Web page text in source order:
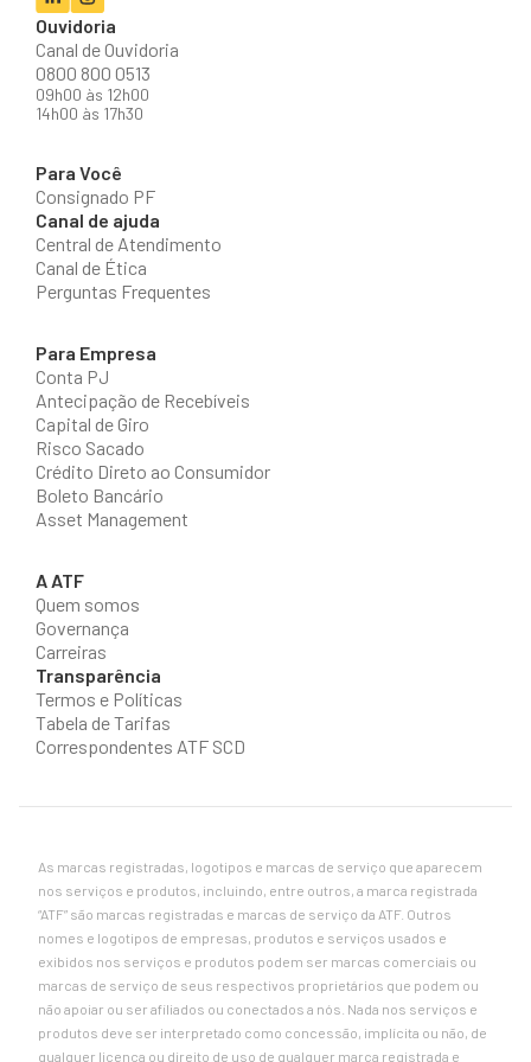
Ouvidoria
Canal de Ouvidoria
0800 800 0513
09h00 às 12h00
14h00 às 17h30
Para Você
Consignado PF
Canal de ajuda
Central de Atendimento
Canal de Ética
Perguntas Frequentes
Para Empresa
Conta PJ
Antecipação de Recebíveis
Capital de Giro
Risco Sacado
Crédito Direto ao Consumidor
Boleto Bancário
Asset Management
A ATF
Quem somos
Governança
Carreiras
Transparência
Termos e Políticas
Tabela de Tarifas
Correspondentes ATF SCD
As marcas registradas, logotipos e marcas de serviço que aparecem
nos serviços e produtos, incluindo, entre outros, a marca registrada
“ATF” são marcas registradas e marcas de serviço da ATF. Outros
nomes e logotipos de empresas, produtos e serviços usados ​​e
exibidos nos serviços e produtos podem ser marcas comerciais ou
marcas de serviço de seus respectivos proprietários que podem ou
não apoiar ou ser afiliados ou conectados a nós. Nada nos serviços e
produtos deve ser interpretado como concessão, implícita ou não, de
qualquer licença ou direito de uso de qualquer marca registrada e